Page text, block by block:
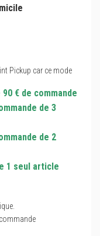
Pickup car ce mode
€ de commande
de 3
de 2
1 seul article